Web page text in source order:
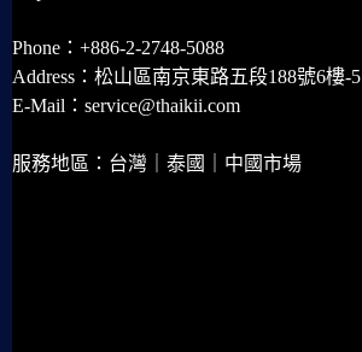
Phone：+886-2-2748-5088
Address：松山區南京東路五段188號6樓-5
E-Mail：service@thaikii.com
服務地區：台灣｜泰國｜中國市場